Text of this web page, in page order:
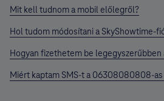
Mit kell tudnom a mobil előlegről?
Hol tudom módosítani a SkyShowtime-
Hogyan fizethetem be legegyszerűbben
Miért kaptam SMS-t a 06308080808-as